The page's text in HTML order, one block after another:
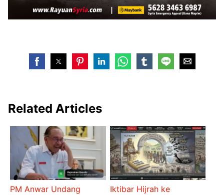
Related Articles
PM Anwar Undang
Iktibar Hijrah ke